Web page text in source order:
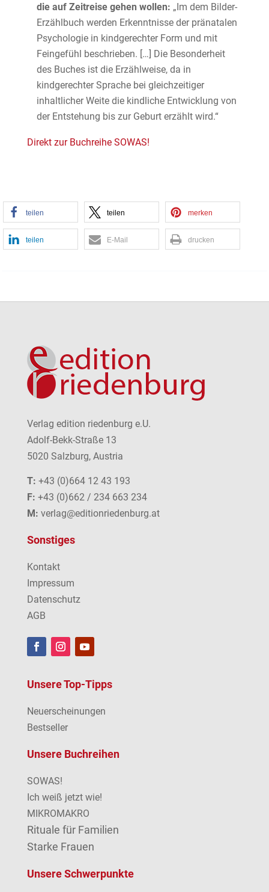
die auf Zeitreise gehen wollen: „Im dem Bilder-
Erzählbuch werden Erkenntnisse der pränatalen
Psychologie in kindgerechter Form und mit
Feingefühl beschrieben. […] Die Besonderheit
des Buches ist die Erzählweise, da in
kindgerechter Sprache bei gleichzeitiger
inhaltlicher Weite die kindliche Entwicklung von
der Entstehung bis zur Geburt erzählt wird.“
Direkt zur Buchreihe SOWAS!
teilen teilen merken
teilen E-Mail drucken
Verlag edition riedenburg e.U.
Adolf-Bekk-Straße 13
5020 Salzburg, Austria
T: +43 (0)664 12 43 193
F: +43 (0)662 / 234 663 234
M: verlag@editionriedenburg.at
Sonstiges
Kontakt
Impressum
Datenschutz
AGB
Unsere Top-Tipps
Neuerscheinungen
Bestseller
Unsere Buchreihen
SOWAS!
Ich weiß jetzt wie!
MIKROMAKRO
Rituale für Familien
Starke Frauen
Unsere Schwerpunkte